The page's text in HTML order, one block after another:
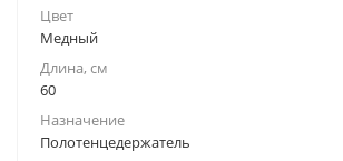
Цвет
Медный
Длина, см
60
Назначение
Полотенцедержатель